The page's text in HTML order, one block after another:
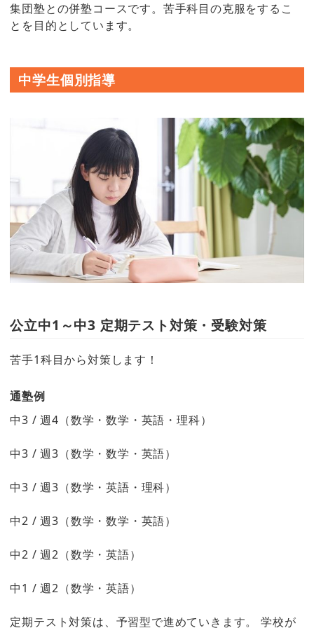
集団塾との併塾コースです。苦手科目の克服をするこ
とを目的としています。
中学生個別指導
公立中1～中3 定期テスト対策・受験対策
苦手1科目から対策します！
通塾例
中3 / 週4（数学・数学・英語・理科）
中3 / 週3（数学・数学・英語）
中3 / 週3（数学・英語・理科）
中2 / 週3（数学・数学・英語）
中2 / 週2（数学・英語）
中1 / 週2（数学・英語）
定期テスト対策は、予習型で進めていきます。 学校が